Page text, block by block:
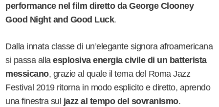
performance nel film diretto da George Clooney
Good Night and Good Luck.
Dalla innata classe di un’elegante signora afroamericana
si passa allaesplosiva energia civile di un batterista
messicano, grazie al quale il tema del Roma Jazz
Festival 2019 ritorna in modo esplicito e diretto, aprendo
una finestra sul jazz al tempo del sovranismo.